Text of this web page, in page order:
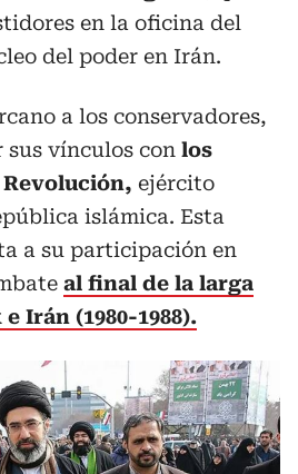
en la oficina del
del poder en Irán.
a los conservadores,
sus vínculos con los
ejército
islámica. Esta
a su participación en
al final de la larga
Irán (1980-1988).